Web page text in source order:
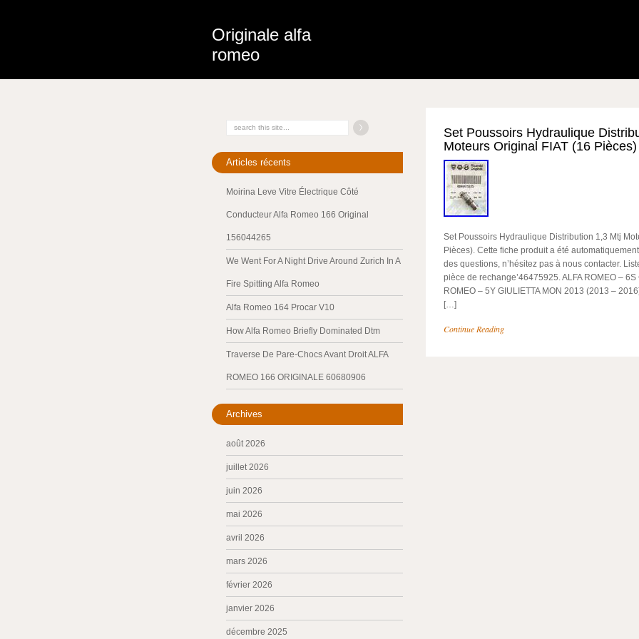
Originale alfa
romeo
Set Poussoirs Hydraulique
Moteurs Original FIAT (16 Pièces)
Set Poussoirs Hydraulique Distribution 1,3 Mtj
Pièces). Cette fiche produit a été
des questions, n’hésitez pas à nous contacter.
pièce de rechange’46475925. ALFA ROMEO –
ROMEO – 5Y GIULIETTA MON 2013 (2013 –
[…]
Continue Reading
Articles récents
Moirina Leve Vitre Électrique Côté
Conducteur Alfa Romeo 166 Original
156044265
We Went For A Night Drive Around Zurich In A
Fire Spitting Alfa Romeo
Alfa Romeo 164 Procar V10
How Alfa Romeo Briefly Dominated Dtm
Traverse De Pare-Chocs Avant Droit ALFA
ROMEO 166 ORIGINALE 60680906
Archives
août 2026
juillet 2026
juin 2026
mai 2026
avril 2026
mars 2026
février 2026
janvier 2026
décembre 2025